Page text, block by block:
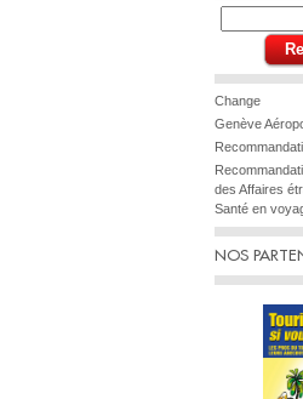
Change
Genève
des Affaires
Santé en
NOS